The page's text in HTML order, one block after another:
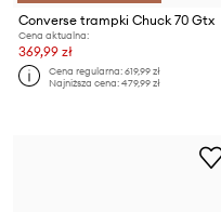
Converse trampki Chuck 70 Gtx
Cena aktualna:
369,99 zł
Cena regularna:619,99 zł
Najniższa cena:479,99 zł